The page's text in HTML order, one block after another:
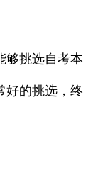
挑选自考本
好的挑选，终